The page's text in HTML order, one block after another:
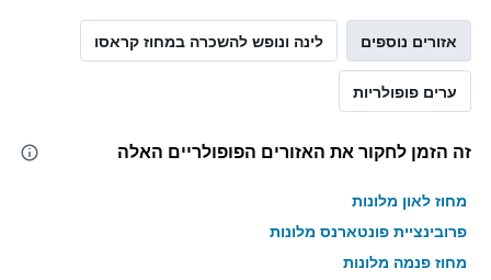
אזורים נוספים לינה ונופש להשכרה במחוז קראסו
ערים פופולריות
זה הזמן לחקור את האזורים הפופולריים האלה
מחוז לאון מלונות
פרובינציית פונטארנס מלונות
מחוז פנמה מלונות